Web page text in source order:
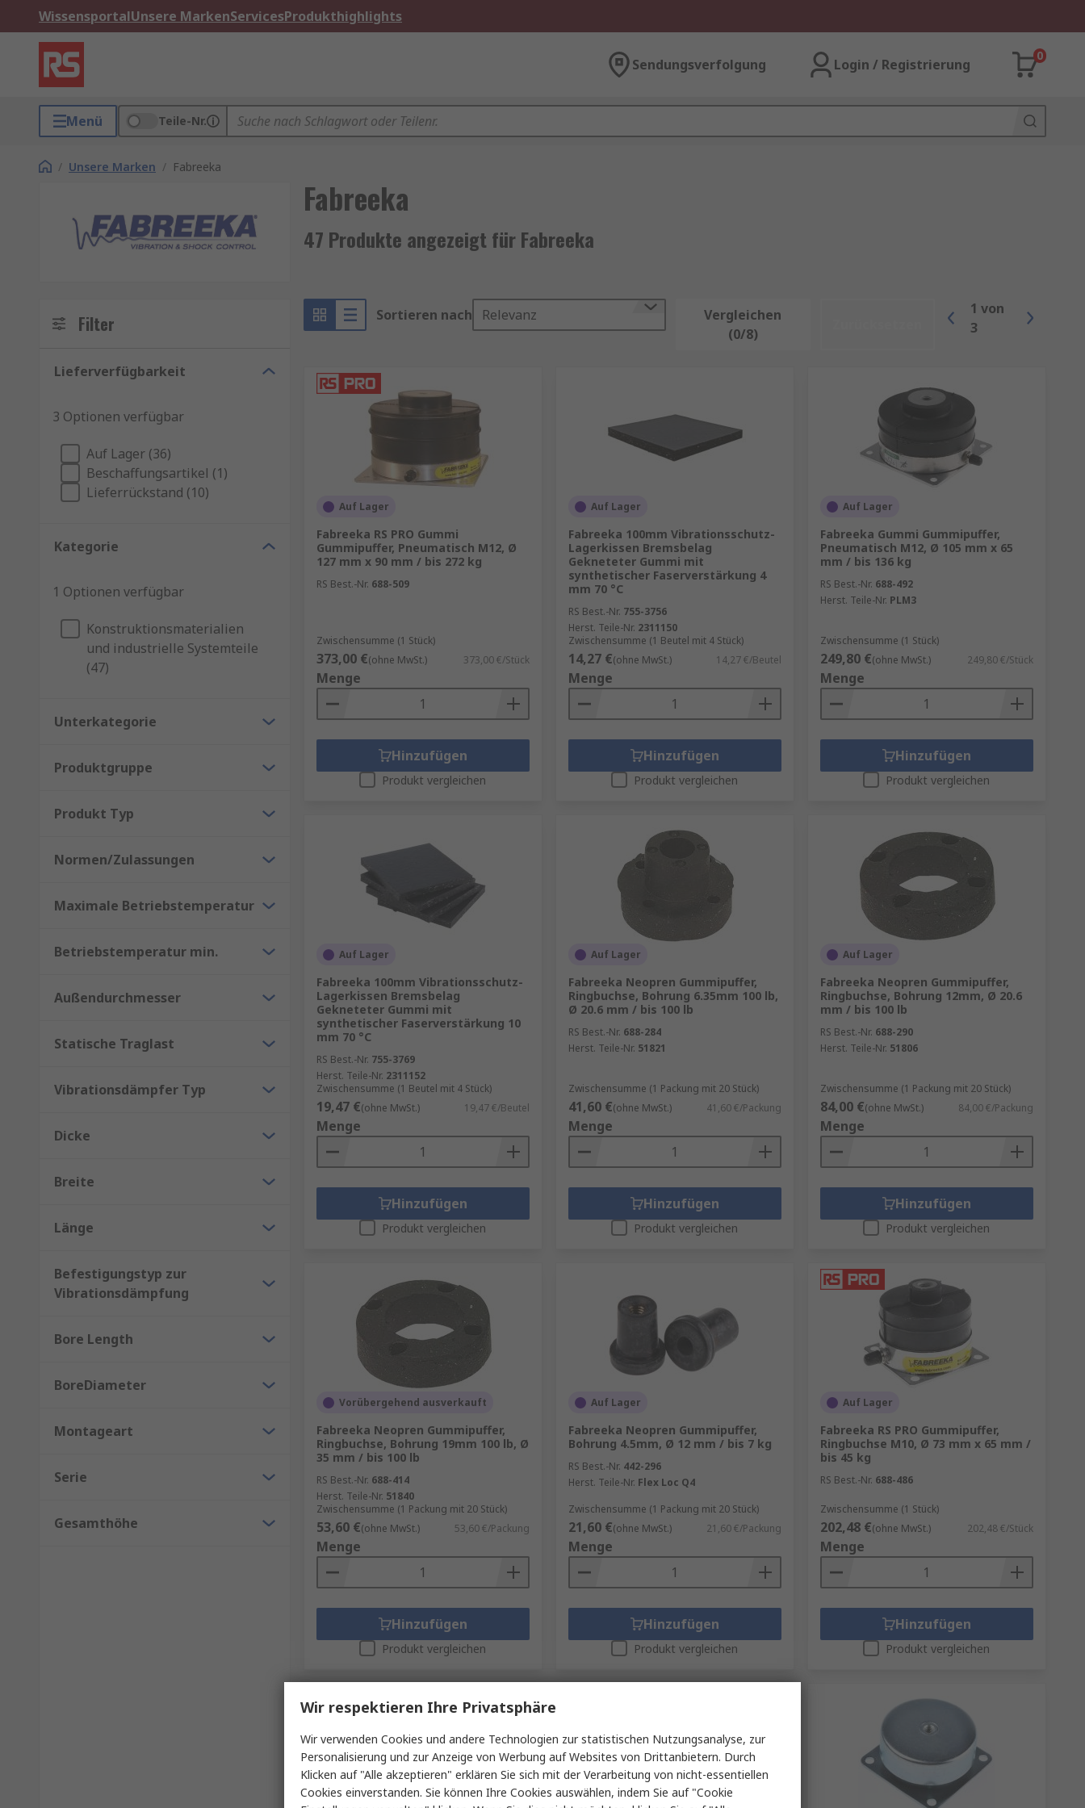
WissensportalUnsere MarkenServicesProdukthighlights
Sendungsverfolgung Login / Registrierung
0
Menü Teile-Nr.
/ Unsere Marken / Fabreeka
Fabreeka
47 Produkte angezeigt für Fabreeka
Filter
Lieferverfügbarkeit
3 Optionen verfügbar
Auf Lager (36)
Beschaffungsartikel (1)
Lieferrückstand (10)
Kategorie
1 Optionen verfügbar
Konstruktionsmaterialien
und industrielle Systemteile
(47)
Unterkategorie
Produktgruppe
Produkt Typ
Normen/Zulassungen
Maximale Betriebstemperatur
Betriebstemperatur min.
Außendurchmesser
Statische Traglast
Vibrationsdämpfer Typ
Dicke
Breite
Länge
Befestigungstyp zur
Vibrationsdämpfung
Bore Length
BoreDiameter
Montageart
Serie
Gesamthöhe
Sortieren nach Relevanz
Vergleichen
(0/8)
1 von
3
Auf Lager
Fabreeka RS PRO Gummi
Gummipuffer, Pneumatisch M12, Ø
127 mm x 90 mm / bis 272 kg
RS Best.-Nr. 688-509
Zwischensumme (1 Stück)
373,00 €(ohne MwSt.) 373,00 €/Stück
Menge
Hinzufügen
Produkt vergleichen
Auf Lager
Fabreeka 100mm Vibrationsschutz-
Lagerkissen Bremsbelag
Gekneteter Gummi mit
synthetischer Faserverstärkung 4
mm 70 °C
RS Best.-Nr. 755-3756
Herst. Teile-Nr. 2311150
Zwischensumme (1 Beutel mit 4 Stück)
14,27 €(ohne MwSt.) 14,27 €/Beutel
Menge
Hinzufügen
Produkt vergleichen
Auf Lager
Fabreeka Gummi Gummipuffer,
Pneumatisch M12, Ø 105 mm x 65
mm / bis 136 kg
RS Best.-Nr. 688-492
Herst. Teile-Nr. PLM3
Zwischensumme (1 Stück)
249,80 €(ohne MwSt.) 249,80 €/Stück
Menge
Hinzufügen
Produkt vergleichen
Auf Lager
Fabreeka 100mm Vibrationsschutz-
Lagerkissen Bremsbelag
Gekneteter Gummi mit
synthetischer Faserverstärkung 10
mm 70 °C
RS Best.-Nr. 755-3769
Herst. Teile-Nr. 2311152
Zwischensumme (1 Beutel mit 4 Stück)
19,47 €(ohne MwSt.) 19,47 €/Beutel
Menge
Hinzufügen
Produkt vergleichen
Auf Lager
Fabreeka Neopren Gummipuffer,
Ringbuchse, Bohrung 6.35mm 100 lb,
Ø 20.6 mm / bis 100 lb
RS Best.-Nr. 688-284
Herst. Teile-Nr. 51821
Zwischensumme (1 Packung mit 20 Stück)
41,60 €(ohne MwSt.) 41,60 €/Packung
Menge
Hinzufügen
Produkt vergleichen
Auf Lager
Fabreeka Neopren Gummipuffer,
Ringbuchse, Bohrung 12mm, Ø 20.6
mm / bis 100 lb
RS Best.-Nr. 688-290
Herst. Teile-Nr. 51806
Zwischensumme (1 Packung mit 20 Stück)
84,00 €(ohne MwSt.) 84,00 €/Packung
Menge
Hinzufügen
Produkt vergleichen
Vorübergehend ausverkauft
Fabreeka Neopren Gummipuffer,
Ringbuchse, Bohrung 19mm 100 lb, Ø
35 mm / bis 100 lb
RS Best.-Nr. 688-414
Herst. Teile-Nr. 51840
Zwischensumme (1 Packung mit 20 Stück)
53,60 €(ohne MwSt.) 53,60 €/Packung
Menge
Hinzufügen
Produkt vergleichen
Auf Lager
Fabreeka Neopren Gummipuffer,
Bohrung 4.5mm, Ø 12 mm / bis 7 kg
RS Best.-Nr. 442-296
Herst. Teile-Nr. Flex Loc Q4
Zwischensumme (1 Packung mit 20 Stück)
21,60 €(ohne MwSt.) 21,60 €/Packung
Menge
Hinzufügen
Produkt vergleichen
Auf Lager
Fabreeka RS PRO Gummipuffer,
Ringbuchse M10, Ø 73 mm x 65 mm /
bis 45 kg
RS Best.-Nr. 688-486
Zwischensumme (1 Stück)
202,48 €(ohne MwSt.) 202,48 €/Stück
Menge
Hinzufügen
Produkt vergleichen
Wir respektieren Ihre Privatsphäre
Wir verwenden Cookies und andere Technologien zur statistischen Nutzungsanalyse, zur
Personalisierung und zur Anzeige von Werbung auf Websites von Drittanbietern. Durch
Klicken auf "Alle akzeptieren" erklären Sie sich mit der Verarbeitung von nicht-essentiellen
Cookies einverstanden. Sie können Ihre Cookies auswählen, indem Sie auf "Cookie